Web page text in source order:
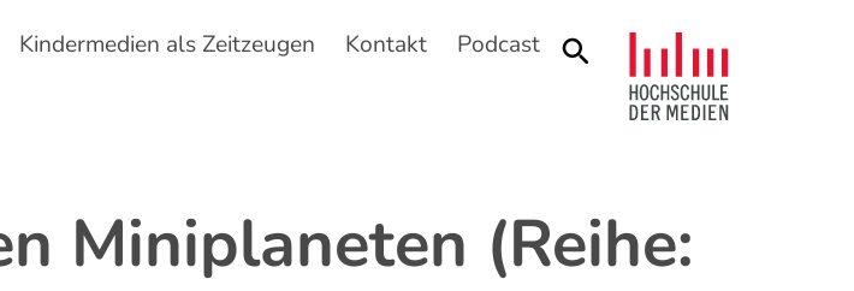
Kindermedien als Zeitzeugen Kontakt Podcast Suche
Miniplaneten (Reihe: